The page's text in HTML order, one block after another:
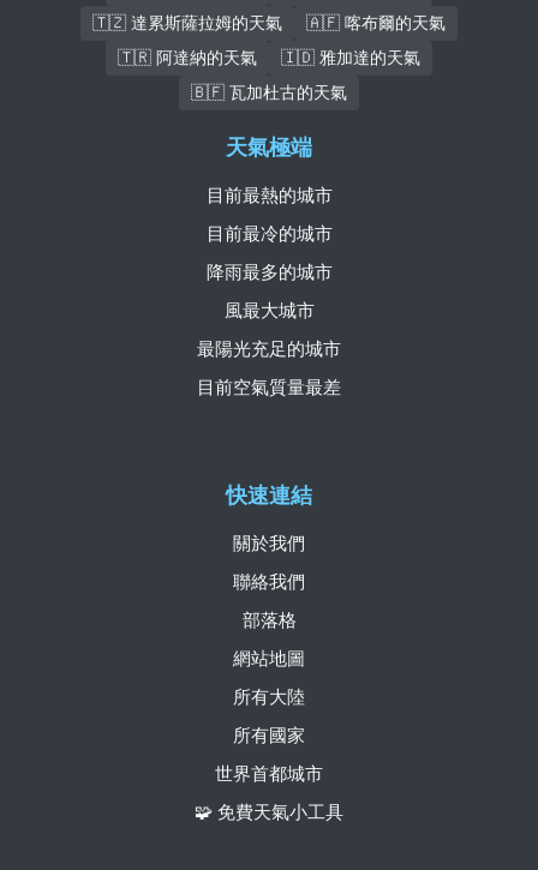
🇹🇿 達累斯薩拉姆的天氣
🇦🇫 喀布爾的天氣
🇹🇷 阿達納的天氣
🇮🇩 雅加達的天氣
🇧🇫 瓦加杜古的天氣
快速連結
關於我們
聯絡我們
部落格
網站地圖
所有大陸
所有國家
世界首都城市
🧩 免費天氣小工具
天氣極端
目前最熱的城市
目前最冷的城市
降雨最多的城市
風最大城市
最陽光充足的城市
目前空氣質量最差